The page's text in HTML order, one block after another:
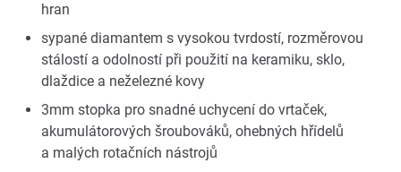
hran
sypané diamantem s vysokou tvrdostí, rozměrovou
stálostí a odolností při použití na keramiku, sklo,
dlaždice a neželezné kovy
3mm stopka pro snadné uchycení do vrtaček,
akumulátorových šroubováků, ohebných hřídelů
a malých rotačních nástrojů